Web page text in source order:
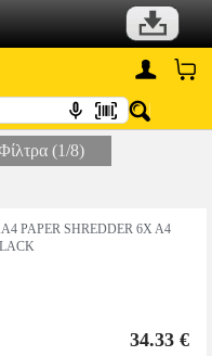
(1/8)
PAPER SHREDDER 6X A4
34.33 €